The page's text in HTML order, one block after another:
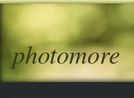
photomore